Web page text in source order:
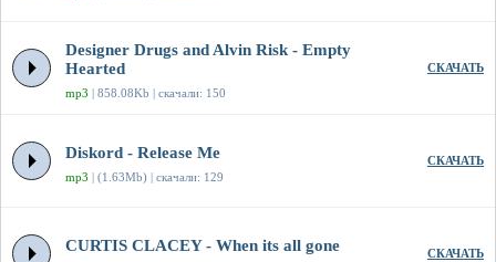
Designer Drugs and Alvin Risk - Empty
Hearted
mp3 | 858.08Kb | скачали: 150
СКАЧАТЬ
Diskord - Release Me
mp3 | (1.63Mb) | скачали: 129
СКАЧАТЬ
CURTIS CLACEY - When its all gone СКАЧАТЬ